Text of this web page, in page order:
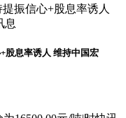
股息率诱人 维持中国宏